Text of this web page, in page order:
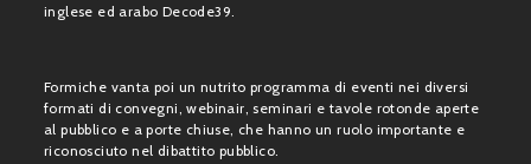
inglese ed arabo Decode39.
Formiche vanta poi un nutrito programma di eventi nei diversi
formati di convegni, webinair, seminari e tavole rotonde aperte
al pubblico e a porte chiuse, che hanno un ruolo importante e
riconosciuto nel dibattito pubblico.